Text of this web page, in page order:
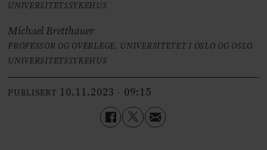
UNIVERSITETSSYKEHUS
Michael Bretthauer
PROFESSOR OG OVERLEGE, UNIVERSITETET I OSLO OG OSLO
UNIVERSITETSSYKEHUS
PUBLISERT 10.11.2023 - 09:15